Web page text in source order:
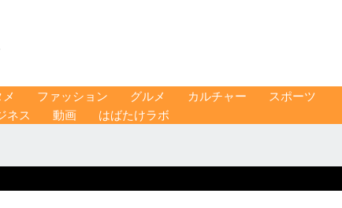
ファッション グルメ カルチャー
スポーツ
ネス 動画 はばたけラボ